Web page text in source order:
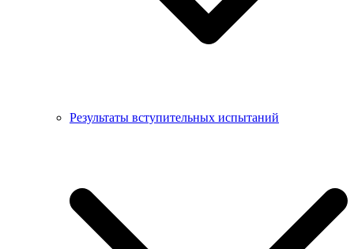
Результаты вступительных испытаний